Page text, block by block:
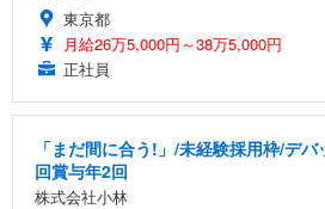
東京都
月給26万5,000円～38万5,000円
正社員
「まだ間に合う!」/未経験採用枠/デ
回賞与年2回
株式会社小林